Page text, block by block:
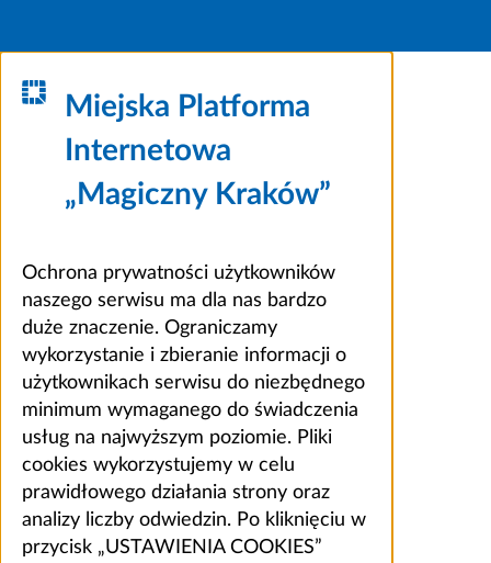
Miejska Platforma
Internetowa
„Magiczny Kraków”
Ochrona prywatności użytkowników
naszego serwisu ma dla nas bardzo
duże znaczenie. Ograniczamy
wykorzystanie i zbieranie informacji o
użytkownikach serwisu do niezbędnego
minimum wymaganego do świadczenia
usług na najwyższym poziomie. Pliki
cookies wykorzystujemy w celu
prawidłowego działania strony oraz
analizy liczby odwiedzin. Po kliknięciu w
przycisk „USTAWIENIA COOKIES”